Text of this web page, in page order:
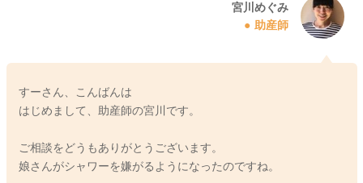
宮川めぐみ
助産師
すーさん、こんばんは
はじめまして、助産師の宮川です。
ご相談をどうもありがとうございます。
娘さんがシャワーを嫌がるようになったのですね。